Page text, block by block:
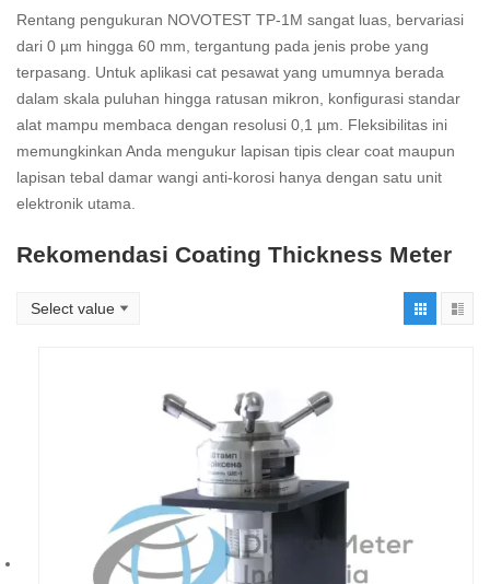
Rentang pengukuran NOVOTEST TP-1M sangat luas, bervariasi
dari 0 µm hingga 60 mm, tergantung pada jenis probe yang
terpasang. Untuk aplikasi cat pesawat yang umumnya berada
dalam skala puluhan hingga ratusan mikron, konfigurasi standar
alat mampu membaca dengan resolusi 0,1 µm. Fleksibilitas ini
memungkinkan Anda mengukur lapisan tipis clear coat maupun
lapisan tebal damar wangi anti-korosi hanya dengan satu unit
elektronik utama.
Rekomendasi Coating Thickness Meter